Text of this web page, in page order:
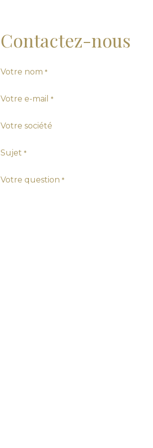
Contactez-nous
Votre nom *
Votre e-mail *
Votre société
Sujet *
Votre question *